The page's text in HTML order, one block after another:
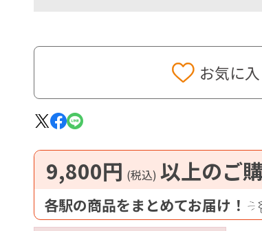
お気に
9,800円 (税込) 以上のご
各駅の商品をまとめてお届け！